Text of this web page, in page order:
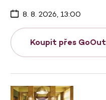
8. 8. 2026, 13:00
Koupit přes GoOut